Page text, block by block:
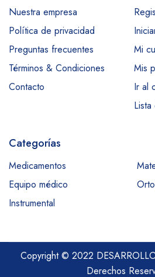
Nuestra empresa
Política de privacidad
Preguntas frecuentes
Términos & Condiciones
Contacto
Mi
Mis
Ir al
Categorías
Medicamentos
Equipo médico
Instrumental
Copyright © 2022
Derechos